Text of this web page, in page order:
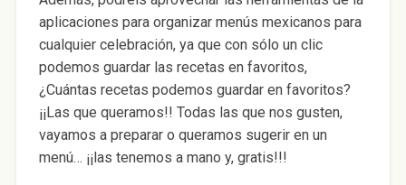
aplicaciones para organizar menús mexicanos para
cualquier celebración, ya que con sólo un clic
podemos guardar las recetas en favoritos,
¿Cuántas recetas podemos guardar en favoritos?
¡¡Las que queramos!! Todas las que nos gusten,
vayamos a preparar o queramos sugerir en un
menú… ¡¡las tenemos a mano y, gratis!!!